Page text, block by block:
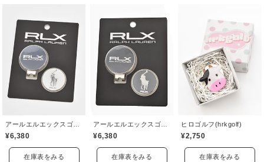
¥6,380
在庫表をみる
¥6,380
在庫表をみる
ヒロゴルフ(hrkgolf)
¥2,750
在庫表をみる